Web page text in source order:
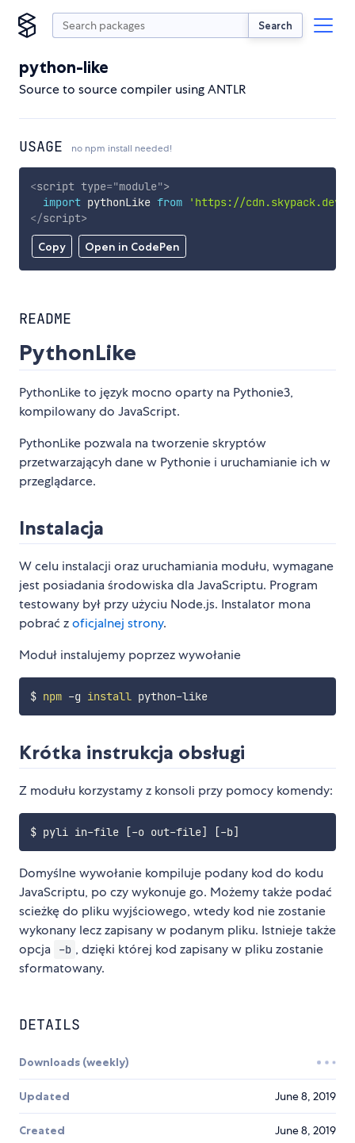
Search
python-like
Source to source compiler using ANTLR
USAGE no npm install needed!
Copy Open in CodePen
<script type="module">
import pythonLike from
'https://cdn.skypack.dev/
</script>
README
PythonLike
PythonLike to język mocno oparty na Pythonie3,
kompilowany do JavaScript.
PythonLike pozwala na tworzenie skryptów
przetwarzającyh dane w Pythonie i uruchamianie ich w
przeglądarce.
Instalacja
W celu instalacji oraz uruchamiania modułu, wymagane
jest posiadania środowiska dla JavaScriptu. Program
testowany był przy użyciu Node.js. Instalator mona
pobrać zoficjalnej strony.
Moduł instalujemy poprzez wywołanie
$ npm -g install python-like
Krótka instrukcja obsługi
Z modułu korzystamy z konsoli przy pomocy komendy:
$ pyli in-file [-o out-file] [-b]
Domyślne wywołanie kompiluje podany kod do kodu
JavaScriptu, po czy wykonuje go. Możemy także podać
scieżkę do pliku wyjściowego, wtedy kod nie zostanie
wykonany lecz zapisany w podanym pliku. Istnieje także
opcja
-b , dzięki której kod zapisany w pliku zostanie
sformatowany.
DETAILS
Downloads (weekly)
Updated June 8, 2019
Created June 8, 2019